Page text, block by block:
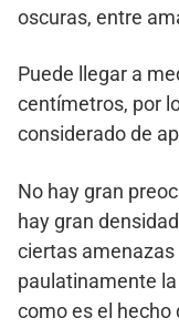
oscuras, entre
Puede llegar a
centímetros, por
considerado de
No hay gran
hay gran
ciertas
paulatinamente
como es el hecho